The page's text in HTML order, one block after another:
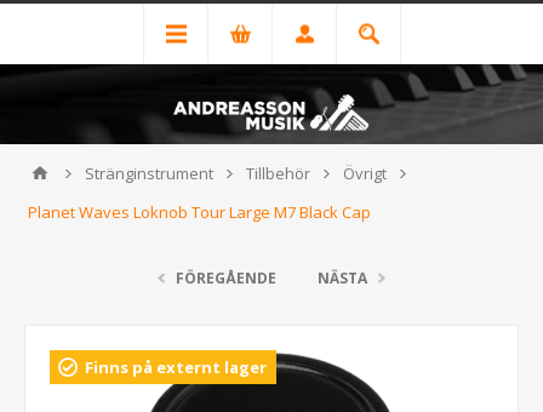
Stränginstrument Tillbehör
Övrigt
Planet Waves Loknob Tour Large M7 Black Cap
FÖREGÅENDE NÄSTA
Finns på externt lager